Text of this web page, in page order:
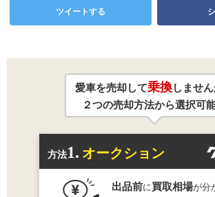
ツイートする
愛車を売却して乗換しません
２つの売却方法から選択可能
方法1. オークション
出品前に買取相場が分